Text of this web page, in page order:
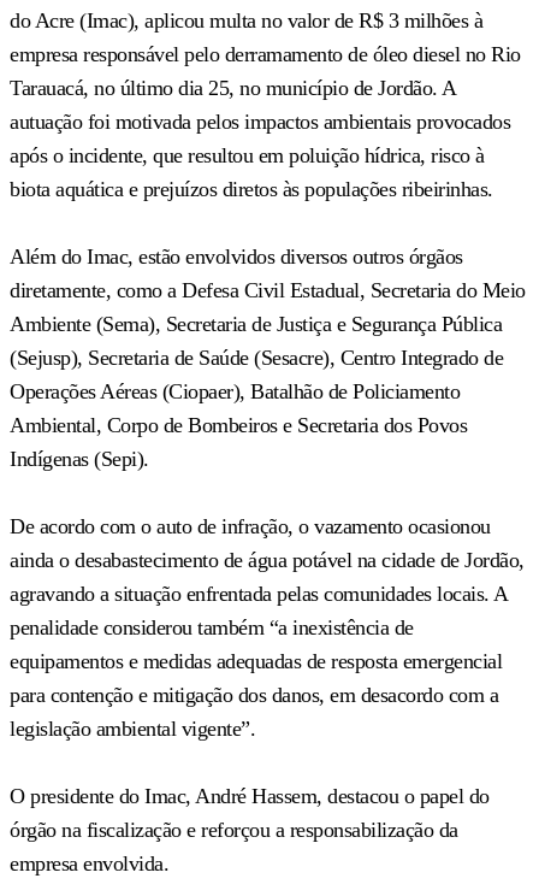
do Acre (Imac), aplicou multa no valor de R$ 3 milhões à
empresa responsável pelo derramamento de óleo diesel no Rio
Tarauacá, no último dia 25, no município de Jordão. A
autuação foi motivada pelos impactos ambientais provocados
após o incidente, que resultou em poluição hídrica, risco à
biota aquática e prejuízos diretos às populações ribeirinhas.
Além do Imac, estão envolvidos diversos outros órgãos
diretamente, como a Defesa Civil Estadual, Secretaria do Meio
Ambiente (Sema), Secretaria de Justiça e Segurança Pública
(Sejusp), Secretaria de Saúde (Sesacre), Centro Integrado de
Operações Aéreas (Ciopaer), Batalhão de Policiamento
Ambiental, Corpo de Bombeiros e Secretaria dos Povos
Indígenas (Sepi).
De acordo com o auto de infração, o vazamento ocasionou
ainda o desabastecimento de água potável na cidade de Jordão,
agravando a situação enfrentada pelas comunidades locais. A
penalidade considerou também “a inexistência de
equipamentos e medidas adequadas de resposta emergencial
para contenção e mitigação dos danos, em desacordo com a
legislação ambiental vigente”.
O presidente do Imac, André Hassem, destacou o papel do
órgão na fiscalização e reforçou a responsabilização da
empresa envolvida.